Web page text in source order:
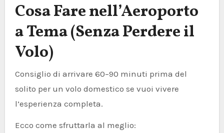
Cosa Fare nell’Aeroporto
a Tema (Senza Perdere il
Volo)
Consiglio di arrivare 60–90 minuti prima del
solito per un volo domestico se vuoi vivere
l’esperienza completa.
Ecco come sfruttarla al meglio: